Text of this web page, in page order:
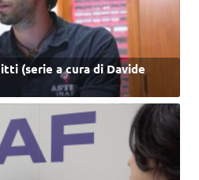
(serie a cura di Davide